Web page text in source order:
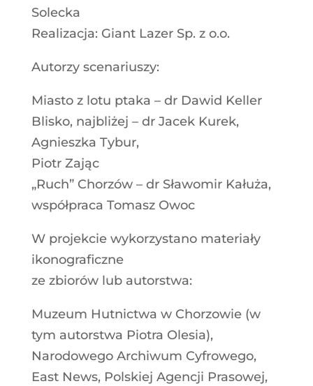
Solecka
Realizacja: Giant Lazer Sp. z o.o.
Autorzy scenariuszy:
Miasto z lotu ptaka – dr Dawid Keller
Blisko, najbliżej – dr Jacek Kurek,
Agnieszka Tybur,
Piotr Zając
„Ruch” Chorzów – dr Sławomir Kałuża,
współpraca Tomasz Owoc
W projekcie wykorzystano materiały
ikonograficzne
ze zbiorów lub autorstwa:
Muzeum Hutnictwa w Chorzowie (w
tym autorstwa Piotra Olesia),
Narodowego Archiwum Cyfrowego,
East News, Polskiej Agencji Prasowej,